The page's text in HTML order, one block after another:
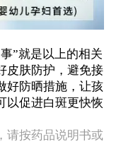
”就是以上的相关
皮肤防护，避免接
好防晒措施，让孩
以促进白斑更快恢
请按药品说明书或